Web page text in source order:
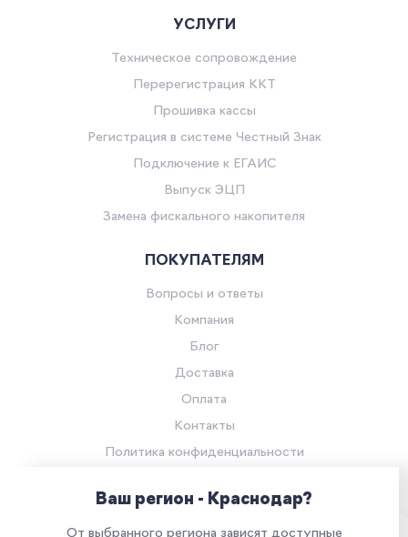
УСЛУГИ
Техническое сопровождение
Перерегистрация ККТ
Прошивка кассы
Регистрация в системе Честный Знак
Подключение к ЕГАИС
Выпуск ЭЦП
Замена фискального накопителя
ПОКУПАТЕЛЯМ
Вопросы и ответы
Компания
Блог
Доставка
Оплата
Контакты
Политика конфиденциальности
Ваш регион - Краснодар?
От выбранного региона зависят доступные